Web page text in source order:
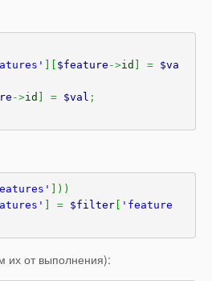
$feature ->id = $va
->id = $val ;
) )
= $filter
'feature
их от выполнения):